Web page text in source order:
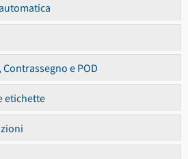
e POD
etichette